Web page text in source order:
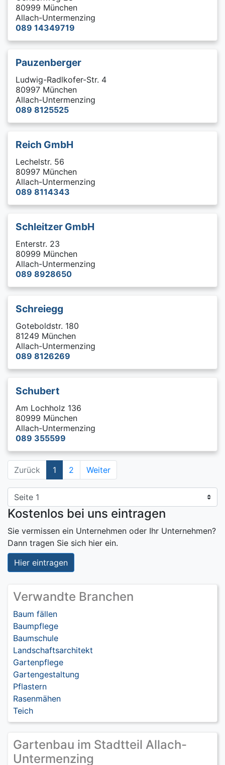
80999 München
Allach-Untermenzing
089 14349719
Pauzenberger
Ludwig-Radlkofer-Str. 4
80997 München
Allach-Untermenzing
089 8125525
Reich GmbH
Lechelstr. 56
80997 München
Allach-Untermenzing
089 8114343
Schleitzer GmbH
Enterstr. 23
80999 München
Allach-Untermenzing
089 8928650
Schreiegg
Goteboldstr. 180
81249 München
Allach-Untermenzing
089 8126269
Schubert
Am Lochholz 136
80999 München
Allach-Untermenzing
089 355599
Zurück 1 2 Weiter
Kostenlos bei uns eintragen
Sie vermissen ein Unternehmen oder Ihr Unternehmen?
Dann tragen Sie sich hier ein.
Hier eintragen
Verwandte Branchen
Baum fällen
Baumpflege
Baumschule
Landschaftsarchitekt
Gartenpflege
Gartengestaltung
Pflastern
Rasenmähen
Teich
Gartenbau im Stadtteil Allach-
Untermenzing